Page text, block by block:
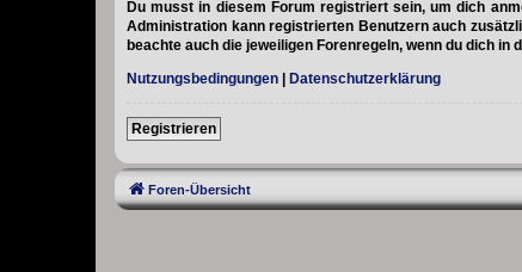
Du musst in diesem Forum registriert sein, um dich
Administration kann registrierten Benutzern auch
beachte auch die jeweiligen Forenregeln, wenn du dich in
Nutzungsbedingungen
Datenschutzerklärung
Registrieren
Foren-Übersicht